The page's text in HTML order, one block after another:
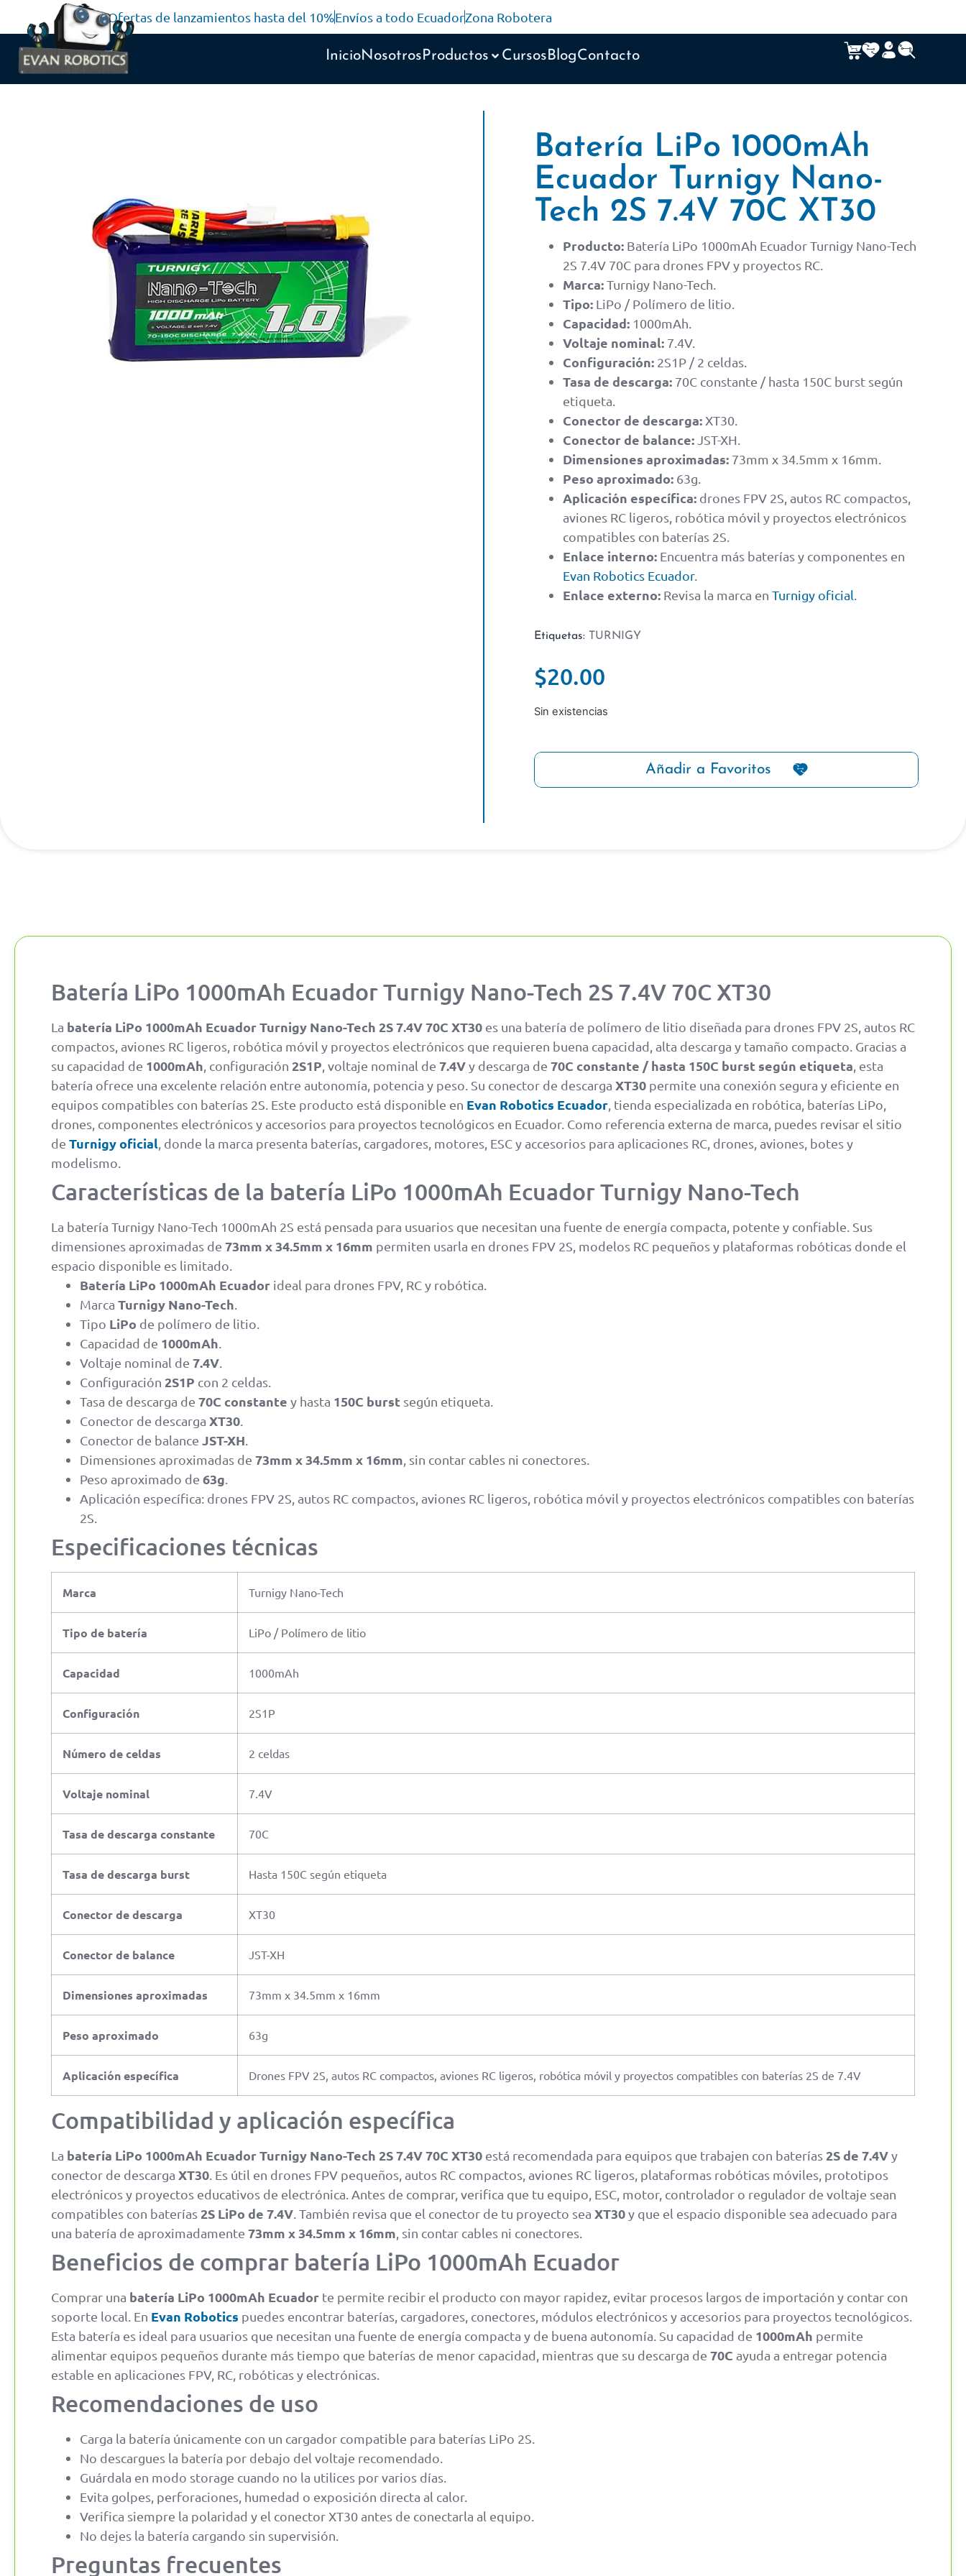
Ofertas de lanzamientos hasta del 10%Envíos a todo EcuadorZona Robotera
InicioNosotros Productos Cursos BlogContacto
Batería LiPo 1000mAh
Ecuador Turnigy Nano-
Tech 2S 7.4V 70C XT30
Producto: Batería LiPo 1000mAh Ecuador Turnigy Nano-Tech
2S 7.4V 70C para drones FPV y proyectos RC.
Marca:Turnigy Nano-Tech.
Tipo: LiPo / Polímero de litio.
Capacidad: 1000mAh.
Voltaje nominal: 7.4V.
Configuración: 2S1P / 2 celdas.
Tasa de descarga: 70C constante / hasta 150C burst según
etiqueta.
Conector de descarga: XT30.
Conector de balance: JST-XH.
Dimensiones aproximadas: 73mm x 34.5mm x 16mm.
Peso aproximado: 63g.
Aplicación específica: drones FPV 2S, autos RC compactos,
aviones RC ligeros, robótica móvil y proyectos electrónicos
compatibles con baterías 2S.
Enlace interno: Encuentra más baterías y componentes en
Evan Robotics Ecuador.
Enlace externo: Revisa la marca en Turnigy oficial
Etiquetas: TURNIGY
$20.00
Sin existencias
Añadir a Favoritos
Batería LiPo 1000mAh Ecuador Turnigy Nano-Tech 2S 7.4V 70C XT30
La batería LiPo 1000mAh Ecuador Turnigy Nano-Tech 2S 7.4V 70C XT30 es una batería de polímero de litio diseñada para drones FPV 2S, autos RC
compactos, aviones RC ligeros, robótica móvil y proyectos electrónicos que requieren buena capacidad, alta descarga y tamaño compacto. Gracias a
su capacidad de 1000mAh , configuración 2S1P , voltaje nominal de 7.4Vy descarga de 70C constante / hasta 150C burst según etiqueta , esta
batería ofrece una excelente relación entre autonomía, potencia y peso. Su conector de descarga XT30 permite una conexión segura y eficiente en
equipos compatibles con baterías 2S. Este producto está disponible en Evan Robotics Ecuador , tienda especializada en robótica, baterías LiPo,
drones, componentes electrónicos y accesorios para proyectos tecnológicos en Ecuador. Como referencia externa de marca, puedes revisar el sitio
de Turnigy oficial , donde la marca presenta baterías, cargadores, motores, ESC y accesorios para aplicaciones RC, drones, aviones, botes y
modelismo.
Características de la batería LiPo 1000mAh Ecuador Turnigy Nano-Tech
La batería Turnigy Nano-Tech 1000mAh 2S está pensada para usuarios que necesitan una fuente de energía compacta, potente y confiable. Sus
dimensiones aproximadas de 73mm x 34.5mm x 16mm permiten usarla en drones FPV 2S, modelos RC pequeños y plataformas robóticas donde el
espacio disponible es limitado.
Batería LiPo 1000mAh Ecuador ideal para drones FPV, RC y robótica.
Marca Turnigy Nano-Tech
Tipo LiPo de polímero de litio.
Capacidad de 1000mAh
Voltaje nominal de 7.4V
Configuración 2S1P con 2 celdas.
Tasa de descarga de 70C constante y hasta 150C burst según etiqueta.
Conector de descarga XT30
Conector de balance JST-XH
Dimensiones aproximadas de 73mm x 34.5mm x 16mm , sin contar cables ni conectores.
Peso aproximado de 63g
Aplicación específica: drones FPV 2S, autos RC compactos, aviones RC ligeros, robótica móvil y proyectos electrónicos compatibles con baterías
2S.
Especificaciones técnicas
Marca Turnigy Nano-Tech
Tipo de batería LiPo / Polímero de litio
Capacidad 1000mAh
Configuración 2S1P
Número de celdas 2 celdas
Voltaje nominal 7.4V
Tasa de descarga constante 70C
Tasa de descarga burst Hasta 150C según etiqueta
Conector de descarga XT30
Conector de balance JST-XH
Dimensiones aproximadas 73mm x 34.5mm x 16mm
Peso aproximado 63g
Aplicación específica Drones FPV 2S, autos RC compactos, aviones RC ligeros, robótica móvil y proyectos compatibles con baterías 2S de 7.4V
Compatibilidad y aplicación específica
La batería LiPo 1000mAh Ecuador Turnigy Nano-Tech 2S 7.4V 70C XT30 está recomendada para equipos que trabajen con baterías 2S de 7.4Vy
conector de descarga XT30 . Es útil en drones FPV pequeños, autos RC compactos, aviones RC ligeros, plataformas robóticas móviles, prototipos
electrónicos y proyectos educativos de electrónica. Antes de comprar, verifica que tu equipo, ESC, motor, controlador o regulador de voltaje sean
compatibles con baterías 2S LiPo de 7.4V . También revisa que el conector de tu proyecto sea XT30y que el espacio disponible sea adecuado para
una batería de aproximadamente 73mm x 34.5mm x 16mm , sin contar cables ni conectores.
Beneficios de comprar batería LiPo 1000mAh Ecuador
Comprar una batería LiPo 1000mAh Ecuador te permite recibir el producto con mayor rapidez, evitar procesos largos de importación y contar con
soporte local. En Evan Robotics puedes encontrar baterías, cargadores, conectores, módulos electrónicos y accesorios para proyectos tecnológicos.
Esta batería es ideal para usuarios que necesitan una fuente de energía compacta y de buena autonomía. Su capacidad de 1000mAh permite
alimentar equipos pequeños durante más tiempo que baterías de menor capacidad, mientras que su descarga de 70C ayuda a entregar potencia
estable en aplicaciones FPV, RC, robóticas y electrónicas.
Recomendaciones de uso
Carga la batería únicamente con un cargador compatible para baterías LiPo 2S.
No descargues la batería por debajo del voltaje recomendado.
Guárdala en modo storage cuando no la utilices por varios días.
Evita golpes, perforaciones, humedad o exposición directa al calor.
Verifica siempre la polaridad y el conector XT30 antes de conectarla al equipo.
No dejes la batería cargando sin supervisión.
Preguntas frecuentes